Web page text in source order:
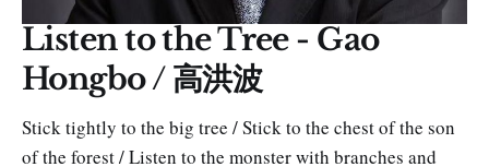
Listen to the Tree - Gao
Hongbo / 高洪波
Stick tightly to the big tree / Stick to the chest of the son
of the forest / Listen to the monster with branches and